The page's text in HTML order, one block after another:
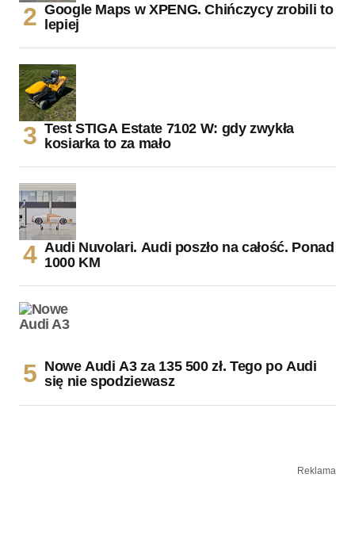
Google Maps w XPENG. Chińczycy zrobili to
lepiej
Test STIGA Estate 7102 W: gdy zwykła
kosiarka to za mało
Audi Nuvolari. Audi poszło na całość. Ponad
1000 KM
Nowe Audi A3 za 135 500 zł. Tego po Audi
się nie spodziewasz
Reklama